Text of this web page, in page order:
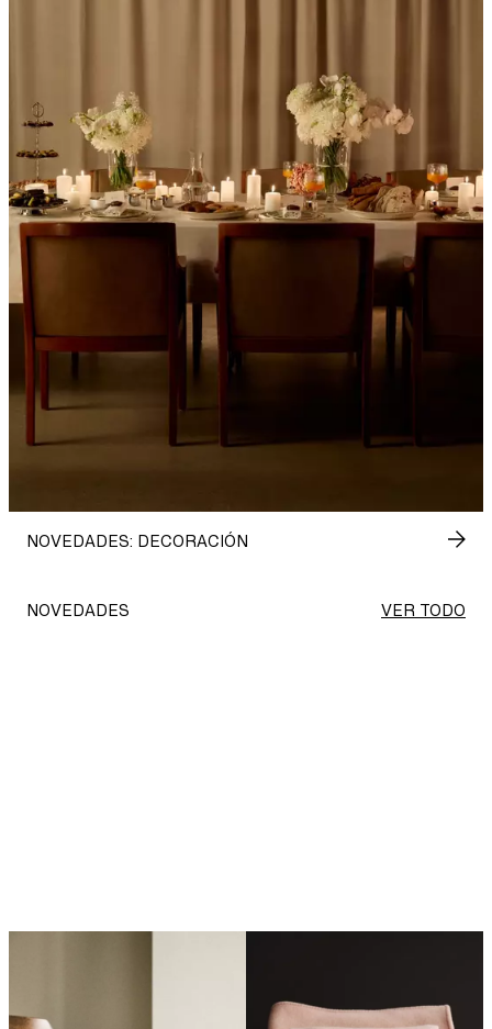
NOVEDADES: DECORACIÓN
NOVEDADES VER TODO